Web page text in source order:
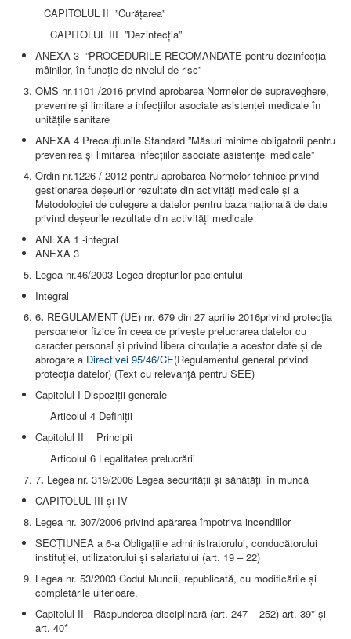
CAPITOLUL II ”Curăţarea”
CAPITOLUL III ”Dezinfecţia”
ANEXA 3 ”PROCEDURILE RECOMANDATE pentru dezinfecţia
mâinilor, în funcţie de nivelul de risc”
OMS nr.1101 /2016 privind aprobarea Normelor de supraveghere,
prevenire şi limitare a infecţiilor asociate asistenţei medicale în
unităţile sanitare
ANEXA 4 Precauţiunile Standard ”Măsuri minime obligatorii pentru
prevenirea şi limitarea infecţiilor asociate asistenţei medicale”
Ordin nr.1226 / 2012 pentru aprobarea Normelor tehnice privind
gestionarea deşeurilor rezultate din activităţi medicale şi a
Metodologiei de culegere a datelor pentru baza naţională de date
privind deşeurile rezultate din activităţi medicale
ANEXA 1 -integral
ANEXA 3
Legea nr.46/2003 Legea drepturilor pacientului
Integral
6. REGULAMENT (UE) nr. 679 din 27 aprilie 2016privind protecția
persoanelor fizice în ceea ce privește prelucrarea datelor cu
caracter personal și privind libera circulație a acestor date și de
abrogare a Directivei 95/46/CE(Regulamentul general privind
protecția datelor) (Text cu relevanță pentru SEE)
Capitolul I Dispoziții generale
Articolul 4 Definiții
Capitolul II Principii
Articolul 6 Legalitatea prelucrării
7. Legea nr. 319/2006 Legea securităţii şi sănătăţii în muncă
CAPITOLUL III și IV
Legea nr. 307/2006 privind apărarea împotriva incendiilor
SECȚIUNEA a 6-a Obligațiile administratorului, conducătorului
instituției, utilizatorului și salariatului (art. 19 – 22)
Legea nr. 53/2003 Codul Muncii, republicată, cu modificările şi
completările ulterioare.
Capitolul II - Răspunderea disciplinară (art. 247 – 252) art. 39* și
art. 40*